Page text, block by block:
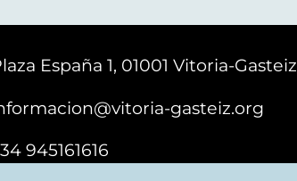
España 1, 01001 Vitoria-Gasteiz
gasteiz.org
945161616